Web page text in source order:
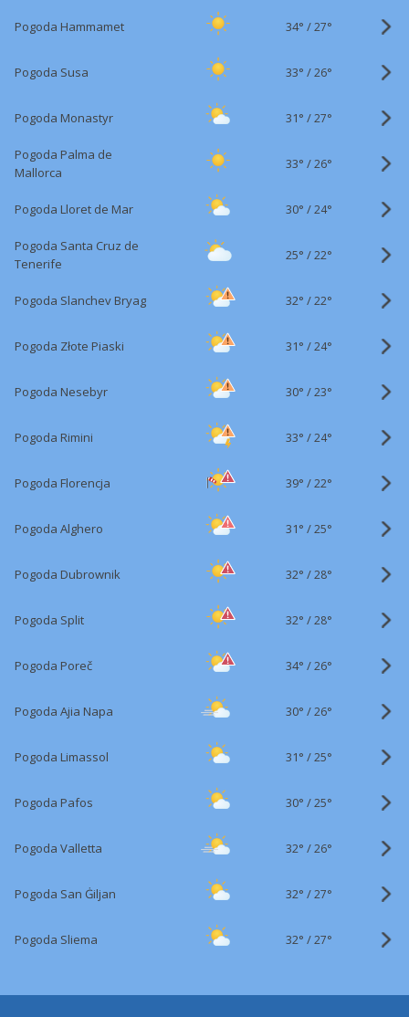
Pogoda Hammamet 34° /27°
Pogoda Susa 33° /26°
Pogoda Monastyr 31° /27°
Pogoda Palma de
Mallorca
33° /26°
Pogoda Lloret de Mar 30° /24°
Pogoda Santa Cruz de
Tenerife
25° /22°
Pogoda Slanchev Bryag 32° /22°
Pogoda Złote Piaski 31° /24°
Pogoda Nesebyr 30° /23°
Pogoda Rimini 33° /24°
Pogoda Florencja 39° /22°
Pogoda Alghero 31° /25°
Pogoda Dubrownik 32° /28°
Pogoda Split 32° /28°
Pogoda Poreč 34° /26°
Pogoda Ajia Napa 30° /26°
Pogoda Limassol 31° /25°
Pogoda Pafos 30° /25°
Pogoda Valletta 32° /26°
Pogoda San Ġiljan 32° /27°
Pogoda Sliema 32° /27°